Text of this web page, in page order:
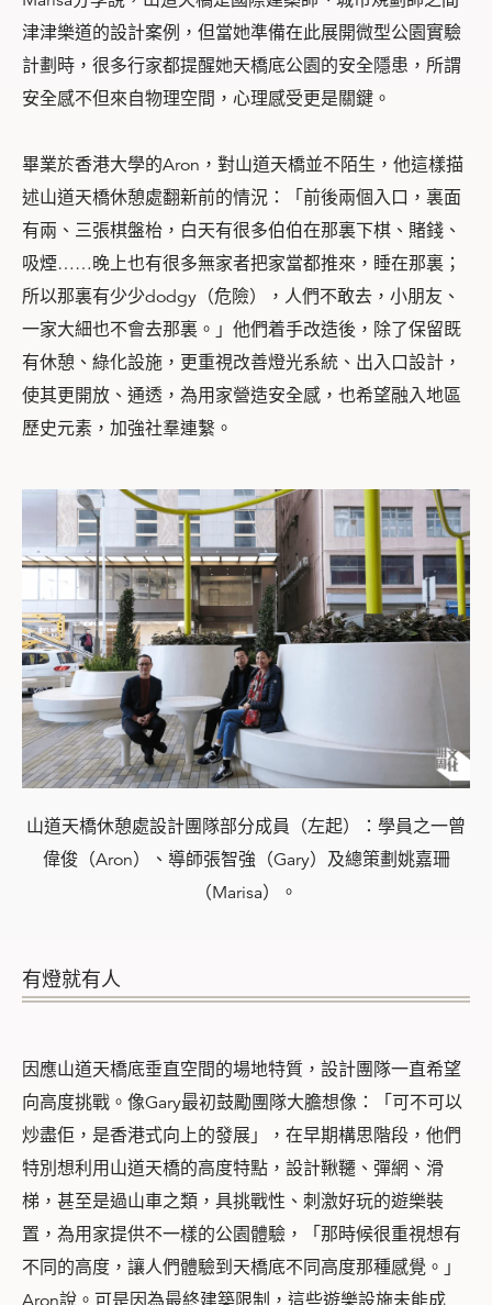
津津樂道的設計案例，但當她準備在此展開微型公園實驗
計劃時，很多行家都提醒她天橋底公園的安全隱患，所謂
安全感不但來自物理空間，心理感受更是關鍵。
畢業於香港大學的Aron，對山道天橋並不陌生，他這樣描
述山道天橋休憩處翻新前的情況：「前後兩個入口，裏面
有兩、三張棋盤枱，白天有很多伯伯在那裏下棋、賭錢、
吸煙……晚上也有很多無家者把家當都推來，睡在那裏；
所以那裏有少少dodgy（危險），人們不敢去，小朋友、
一家大細也不會去那裏。」他們着手改造後，除了保留既
有休憩、綠化設施，更重視改善燈光系統、出入口設計，
使其更開放、通透，為用家營造安全感，也希望融入地區
歷史元素，加強社羣連繫。
山道天橋休憩處設計團隊部分成員（左起）：學員之一曾
偉俊（Aron）、導師張智強（Gary）及總策劃姚嘉珊
（Marisa）。
有燈就有人
因應山道天橋底垂直空間的場地特質，設計團隊一直希望
向高度挑戰。像Gary最初鼓勵團隊大膽想像：「可不可以
炒盡佢，是香港式向上的發展」，在早期構思階段，他們
特別想利用山道天橋的高度特點，設計鞦韆、彈網、滑
梯，甚至是過山車之類，具挑戰性、刺激好玩的遊樂裝
置，為用家提供不一樣的公園體驗，「那時候很重視想有
不同的高度，讓人們體驗到天橋底不同高度那種感覺。」